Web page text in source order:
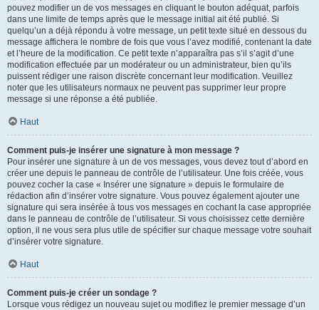
pouvez modifier un de vos messages en cliquant le bouton adéquat, parfois
dans une limite de temps après que le message initial ait été publié. Si
quelqu’un a déjà répondu à votre message, un petit texte situé en dessous du
message affichera le nombre de fois que vous l’avez modifié, contenant la date
et l’heure de la modification. Ce petit texte n’apparaîtra pas s’il s’agit d’une
modification effectuée par un modérateur ou un administrateur, bien qu’ils
puissent rédiger une raison discrète concernant leur modification. Veuillez
noter que les utilisateurs normaux ne peuvent pas supprimer leur propre
message si une réponse a été publiée.
Haut
Comment puis-je insérer une signature à mon message ?
Pour insérer une signature à un de vos messages, vous devez tout d’abord en
créer une depuis le panneau de contrôle de l’utilisateur. Une fois créée, vous
pouvez cocher la case « Insérer une signature » depuis le formulaire de
rédaction afin d’insérer votre signature. Vous pouvez également ajouter une
signature qui sera insérée à tous vos messages en cochant la case appropriée
dans le panneau de contrôle de l’utilisateur. Si vous choisissez cette dernière
option, il ne vous sera plus utile de spécifier sur chaque message votre souhait
d’insérer votre signature.
Haut
Comment puis-je créer un sondage ?
Lorsque vous rédigez un nouveau sujet ou modifiez le premier message d’un